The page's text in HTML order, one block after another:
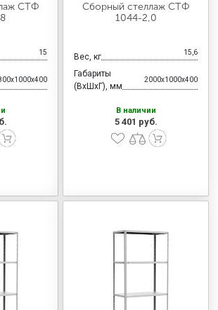
СТФ
15
Сборный стеллаж СТФ
1044-2,0
Вес, кг 15,6
Габариты
(ВхШхГ), мм
2000x1000x400
В наличии
5 401 руб.